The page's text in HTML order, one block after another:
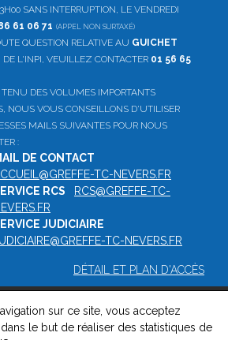
SANS INTERRUPTION, LE VENDREDI
61 06 71 (APPEL NON SURTAXÉ)
QUESTION RELATIVE AU GUICHET
DE L'INPI, VEUILLEZ CONTACTER 01 56 65
DES VOLUMES IMPORTANTS
NOUS VOUS CONSEILLONS D'UTILISER
MAILS SUIVANTES POUR NOUS
:
DE CONTACT
TC-NEVERS.FR
RCS
RCS@GREFFE-TC-
JUDICIAIRE
TC-NEVERS.FR
DÉTAIL ET PLAN D'ACCÈS
de commerce de Nevers -Mentions
-Gestion des cookies -Politique de
sur ce site, vous acceptez
dans le but de réaliser des statistiques de